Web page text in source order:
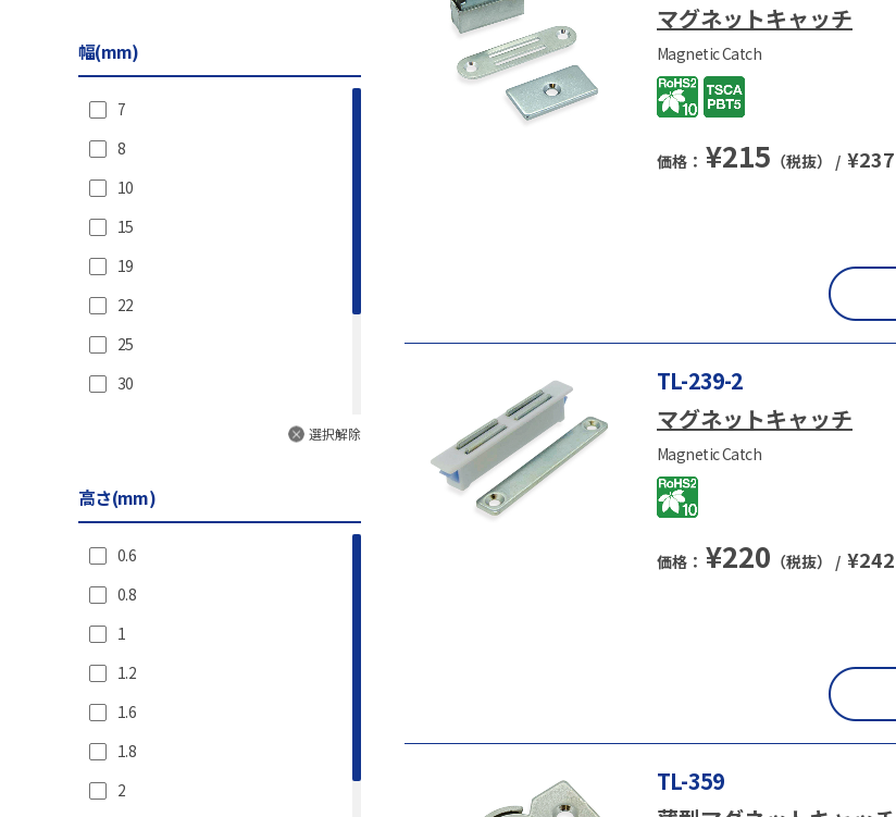
マグネットキャッチ
Magnetic Catch
価格： ¥215 （税抜） / ¥237
TL-239-2
マグネットキャッチ
Magnetic Catch
価格： ¥220 （税抜） / ¥242
TL-359
14.7(1.5)
30(3)
34.3(3.5)
37.3(3.8)
39.2(4)
44.1(4.5)
53.9(5.5)
54(5.5)
58.8(6)
58.9(6)
幅(mm)
7
8
10
15
19
22
25
30
200
選択解除
高さ(mm)
0.6
0.8
1
1.2
1.6
1.8
2